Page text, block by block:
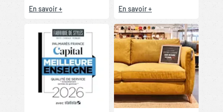
En savoir + En savoir +